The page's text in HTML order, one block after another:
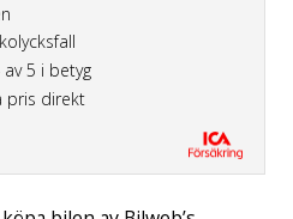
5 i betyg
pris direkt